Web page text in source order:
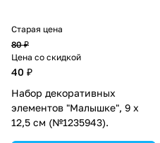
Старая цена
80 ₽
Цена со скидкой
40 ₽
Набор декоративных
элементов "Малышке", 9 х
12,5 см (№1235943).